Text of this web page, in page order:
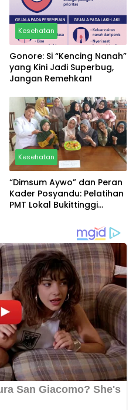
Kesehatan
Gonore: Si “Kencing Nanah”
yang Kini Jadi Superbug,
Jangan Remehkan!
Kesehatan
“Dimsum Aywo” dan Peran
Kader Posyandu: Pelatihan
PMT Lokal Bukittinggi